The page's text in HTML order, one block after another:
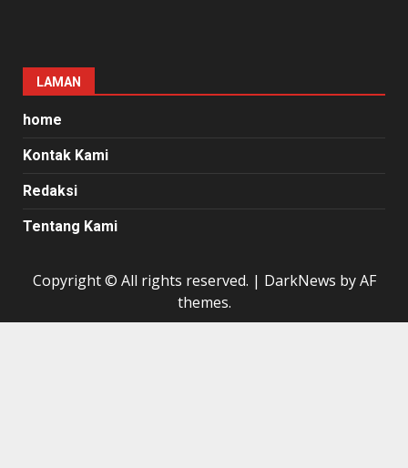
LAMAN
home
Kontak Kami
Redaksi
Tentang Kami
Copyright © All rights reserved. | DarkNews by AF
themes.